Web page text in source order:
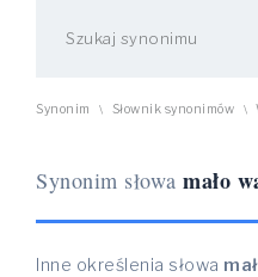
Synonim \ Słownik synonimów \
Synonim słowa mało
Inne określenia słowa